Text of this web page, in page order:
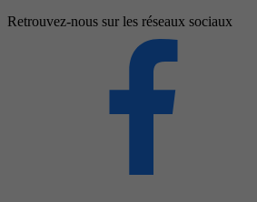
Retrouvez-nous sur les réseaux sociaux